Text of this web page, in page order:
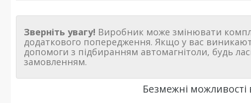
Зверніть увагу! Виробник може змінювати
додаткового попередження. Якщо у вас
допомоги з підбиранням автомагнітоли, будь
замовленням.
Безмежні можливості